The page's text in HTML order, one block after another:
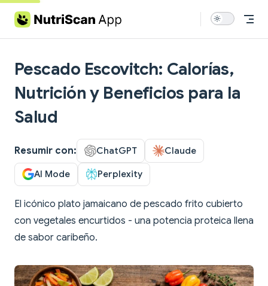
Skip to content
Pescado Escovitch: Calorías,
Nutrición y Beneficios para la
Salud
Resumir con: ChatGPT Claude
AI Mode Perplexity
El icónico plato jamaicano de pescado frito cubierto
con vegetales encurtidos - una potencia proteica llena
de sabor caribeño.